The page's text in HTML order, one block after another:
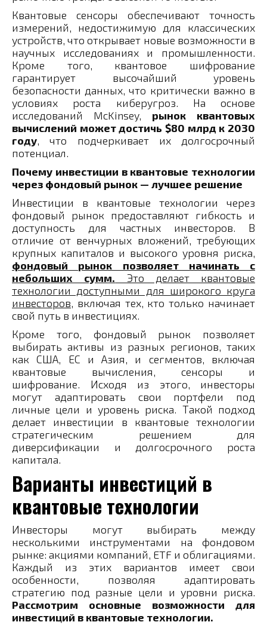
Квантовые сенсоры обеспечивают точность
измерений, недостижимую для классических
устройств, что открывает новые возможности в
научных исследованиях и промышленности.
Кроме того, квантовое шифрование
гарантирует высочайший уровень
безопасности данных, что критически важно в
условиях роста киберугроз. На основе
исследований McKinsey, рынок квантовых
вычислений может достичь $80 млрд к 2030
году, что подчеркивает их долгосрочный
потенциал.
Почему инвестиции в квантовые технологии
через фондовый рынок — лучшее решение
Инвестиции в квантовые технологии через
фондовый рынок предоставляют гибкость и
доступность для частных инвесторов. В
отличие от венчурных вложений, требующих
крупных капиталов и высокого уровня риска,
фондовый рынок позволяет начинать с
небольших сумм. Это делает квантовые
технологии доступными для широкого круга
инвесторов, включая тех, кто только начинает
свой путь в инвестициях.
Кроме того, фондовый рынок позволяет
выбирать активы из разных регионов, таких
как США, ЕС и Азия, и сегментов, включая
квантовые вычисления, сенсоры и
шифрование. Исходя из этого, инвесторы
могут адаптировать свои портфели под
личные цели и уровень риска. Такой подход
делает инвестиции в квантовые технологии
стратегическим решением для
диверсификации и долгосрочного роста
капитала.
Варианты инвестиций в
квантовые технологии
Инвесторы могут выбирать между
несколькими инструментами на фондовом
рынке: акциями компаний, ETF и облигациями.
Каждый из этих вариантов имеет свои
особенности, позволяя адаптировать
стратегию под разные цели и уровни риска.
Рассмотрим основные возможности для
инвестиций в квантовые технологии.